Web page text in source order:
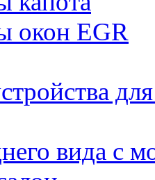
окон EGR
вида с